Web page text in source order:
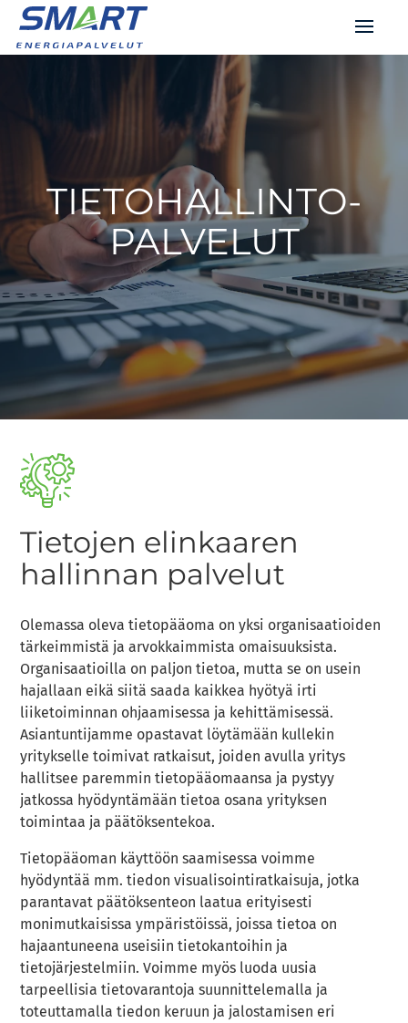
TIETO­HALLINTO­
PALVELUT
Tietojen elinkaaren
hallinnan palvelut
Olemassa oleva tietopääoma on yksi organisaatioiden
tärkeimmistä ja arvokkaimmista omaisuuksista.
Organisaatioilla on paljon tietoa, mutta se on usein
hajallaan eikä siitä saada kaikkea hyötyä irti
liiketoiminnan ohjaamisessa ja kehittämisessä.
Asiantuntijamme opastavat löytämään kullekin
yritykselle toimivat ratkaisut, joiden avulla yritys
hallitsee paremmin tietopääomaansa ja pystyy
jatkossa hyödyntämään tietoa osana yrityksen
toimintaa ja päätöksentekoa.
Tietopääoman käyttöön saamisessa voimme
hyödyntää mm. tiedon visualisointiratkaisuja, jotka
parantavat päätöksenteon laatua erityisesti
monimutkaisissa ympäristöissä, joissa tietoa on
hajaantuneena useisiin tietokantoihin ja
tietojärjestelmiin. Voimme myös luoda uusia
tarpeellisia tietovarantoja suunnittelemalla ja
toteuttamalla tiedon keruun ja jalostamisen eri